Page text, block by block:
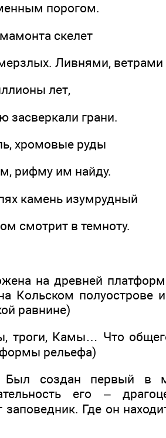
порогом.
скелет
Ливнями, ветрами
лет,
засверкали грани.
хромовые руды
рифму им найду.
камень изумрудный
смотрит в темноту.
на древней
Кольском полуострове
равнине)
троги, Камы… Что
рельефа)
создан первый в
его –
заповедник. Где он